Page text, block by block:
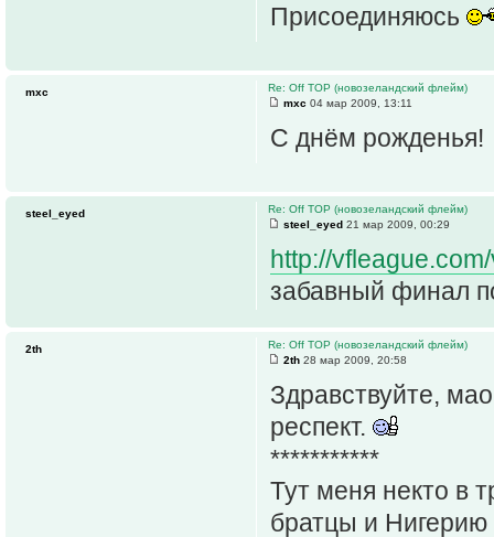
Присоединяюсь
Re: Off TOP (новозеландский флейм)
mxc 04 мар 2009, 13:11
С днём рожденья!
mxc
Re: Off TOP (новозеландский флейм)
steel_eyed 21 мар 2009, 00:29
http://
забавный финал
steel_eyed
Re: Off TOP (новозеландский флейм)
2th 28 мар 2009, 20:58
Здравствуйте,
респект.
***********
Тут меня некто в
братцы и Нигерию
2th